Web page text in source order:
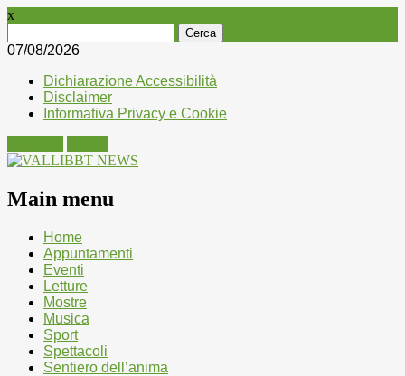
x
per:
07/08/2026
Dichiarazione Accessibilità
Disclaimer
Informativa Privacy e Cookie
Main menu
Skip
content
Home
Appuntamenti
Eventi
Letture
Mostre
Musica
Sport
Spettacoli
Sentiero dell’anima